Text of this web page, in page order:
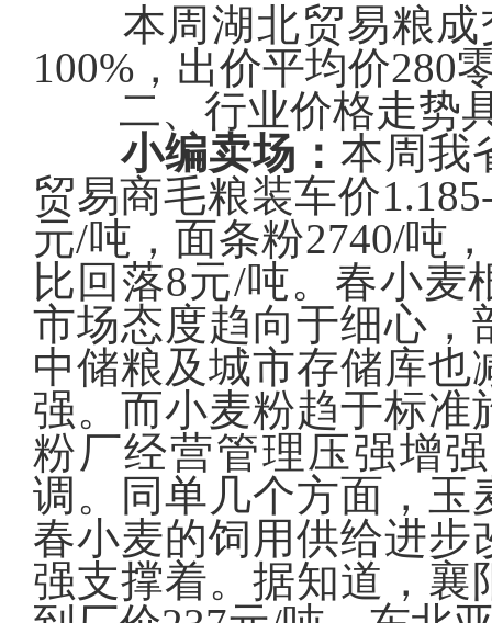
本周湖北贸易粮成
100%， 出价平均价280
二、行业价格走势
小编卖场：本周我
贸易商毛粮装车价
元/吨，面条粉2740/吨
比回落8元/吨。春小麦
市场态度趋向于细心，
中储粮及城市存储库
强。而小麦粉趋于标
粉厂经营管理压强增
调。同单几个方面，玉
春小麦的饲用供给进
强支撑着。据知道，